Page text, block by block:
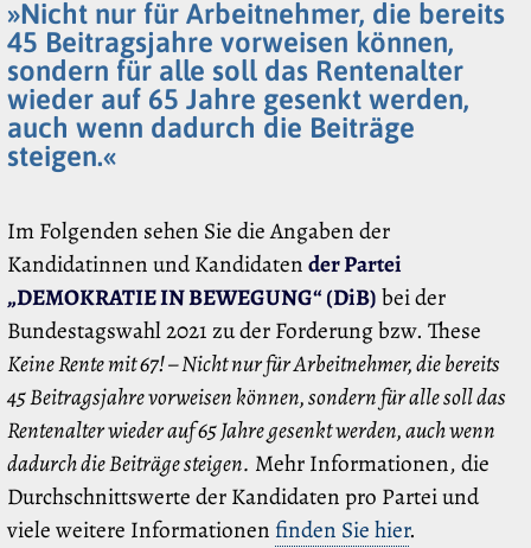
»Nicht nur für Arbeitnehmer, die bereits
45 Beitragsjahre vorweisen können,
sondern für alle soll das Rentenalter
wieder auf 65 Jahre gesenkt werden,
auch wenn dadurch die Beiträge
steigen.«
Im Folgenden sehen Sie die Angaben der
Kandidatinnen und Kandidatender Partei
„DEMOKRATIE IN BEWEGUNG“ (DiB)bei der
Bundestagswahl 2021 zu der Forderung bzw. These
Keine Rente mit 67! – Nicht nur für Arbeitnehmer, die bereits
45 Beitragsjahre vorweisen können, sondern für alle soll das
Rentenalter wieder auf 65 Jahre gesenkt werden, auch wenn
dadurch die Beiträge steigen. Mehr Informationen, die
Durchschnittswerte der Kandidaten pro Partei und
viele weitere Informationen finden Sie hier.